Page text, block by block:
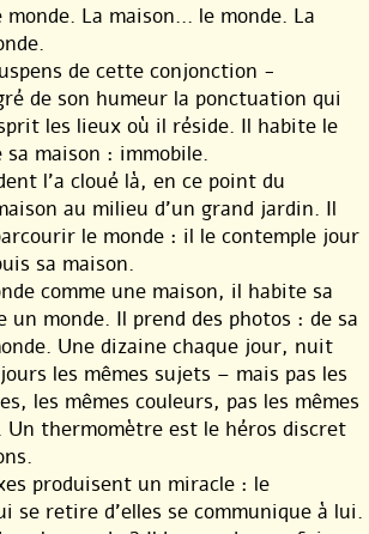
monde. La maison... le monde. La
de cette conjonction -
de son humeur la ponctuation qui
les lieux où il réside. Il habite le
sa maison : immobile.
l’a cloué là, en ce point du
au milieu d’un grand jardin. Il
le monde : il le contemple jour
sa maison.
comme une maison, il habite sa
un monde. Il prend des photos : de sa
Une dizaine chaque jour, nuit
les mêmes sujets – mais pas les
les mêmes couleurs, pas les mêmes
Un thermomètre est le héros discret
produisent un miracle : le
se retire d’elles se communique à lui.